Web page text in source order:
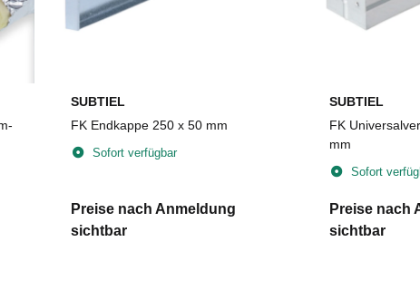
SUBTIEL
FK Endkappe 250 x 50 mm
Sofort verfügbar
Preise nach Anmeldung
sichtbar
SUBTIEL
FK
mm
Sofort
Preise nach
sichtbar